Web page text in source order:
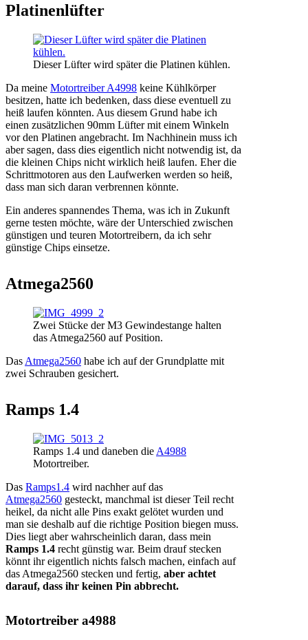
Platinenlüfter
Dieser Lüfter wird später die Platinen kühlen.
Da meine Motortreiber A4998 keine Kühlkörper
besitzen, hatte ich bedenken, dass diese eventuell zu
heiß laufen könnten. Aus diesem Grund habe ich
einen zusätzlichen 90mm Lüfter mit einem Winkeln
vor den Platinen angebracht. Im Nachhinein muss ich
aber sagen, dass dies eigentlich nicht notwendig ist, da
die kleinen Chips nicht wirklich heiß laufen. Eher die
Schrittmotoren aus den Laufwerken werden so heiß,
dass man sich daran verbrennen könnte.
Ein anderes spannendes Thema, was ich in Zukunft
gerne testen möchte, wäre der Unterschied zwischen
günstigen und teuren Motortreibern, da ich sehr
günstige Chips einsetze.
Atmega2560
Zwei Stücke der M3 Gewindestange halten
das Atmega2560 auf Position.
Das Atmega2560 habe ich auf der Grundplatte mit
zwei Schrauben gesichert.
Ramps 1.4
Ramps 1.4 und daneben die A4988
Motortreiber.
Das Ramps1.4 wird nachher auf das
Atmega2560 gesteckt, manchmal ist dieser Teil recht
heikel, da nicht alle Pins exakt gelötet wurden und
man sie deshalb auf die richtige Position biegen muss.
Dies liegt aber wahrscheinlich daran, dass mein
Ramps 1.4 recht günstig war. Beim drauf stecken
könnt ihr eigentlich nichts falsch machen, einfach auf
das Atmega2560 stecken und fertig, aber achtet
darauf, dass ihr keinen Pin abbrecht.
Motortreiber a4988